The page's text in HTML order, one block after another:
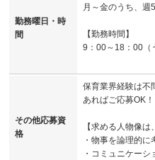
勤務曜日・時
間
月～金のうち、週
【勤務時間】
9：00～18：00（
その他応募資
格
保育業界経験は不
あればご応募OK！
【求める人物像
・物事を論理的
・コミュニケー